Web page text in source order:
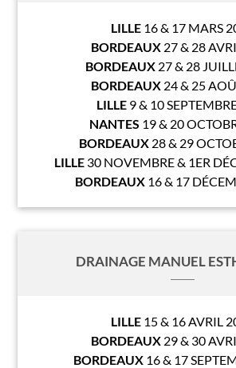
LILLE 16 & 17 MARS
BORDEAUX 27 & 28
BORDEAUX 27 & 28
BORDEAUX 24 & 25
LILLE 9 & 10
NANTES 19 & 20
BORDEAUX 28 & 29
LILLE 30 NOVEMBRE & 1ER
BORDEAUX 16 & 17
DRAINAGE MANUEL
LILLE 15 & 16 AVRIL
BORDEAUX 29 & 30
BORDEAUX 16 & 17